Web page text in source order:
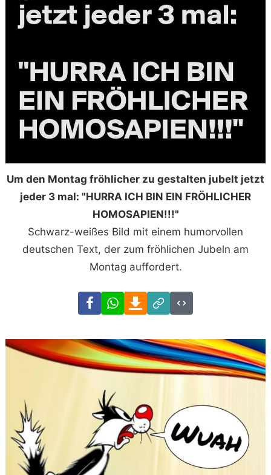
Um den Montag fröhlicher zu gestalten jubelt jetzt
jeder 3 mal: "HURRA ICH BIN EIN FRÖHLICHER
HOMOSAPIEN!!!"
Schwarz-weißes Bild mit einem humorvollen
deutschen Text, der zum fröhlichen Jubeln am
Montag auffordert.
FacebookWhatsAppDownload
Link
Code